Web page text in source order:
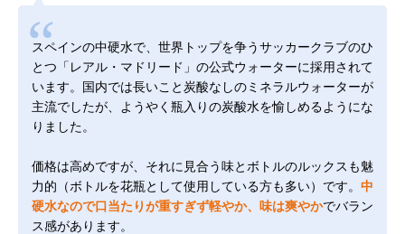
スペインの中硬水で、世界トップを争うサッカークラブのひ
とつ「レアル・マドリード」の公式ウォーターに採用されて
います。国内では長いこと炭酸なしのミネラルウォーターが
主流でしたが、ようやく瓶入りの炭酸水を愉しめるようにな
りました。
価格は高めですが、それに見合う味とボトルのルックスも魅
力的（ボトルを花瓶として使用している方も多い）です。 中
硬水なので口当たりが重すぎず軽やか、味は爽やかでバラン
ス感があります。